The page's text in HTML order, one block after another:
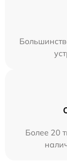
Более 20